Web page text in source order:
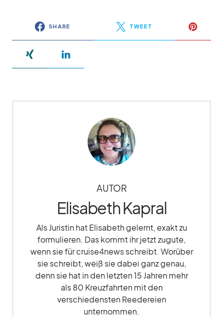
SHARE TWEET
AUTOR
Elisabeth Kapral
Als Juristin hat Elisabeth gelernt, exakt zu
formulieren. Das kommt ihr jetzt zugute,
wenn sie für cruise4news schreibt. Worüber
sie schreibt, weiß sie dabei ganz genau,
denn sie hat in den letzten 15 Jahren mehr
als 80 Kreuzfahrten mit den
verschiedensten Reedereien
unternommen.